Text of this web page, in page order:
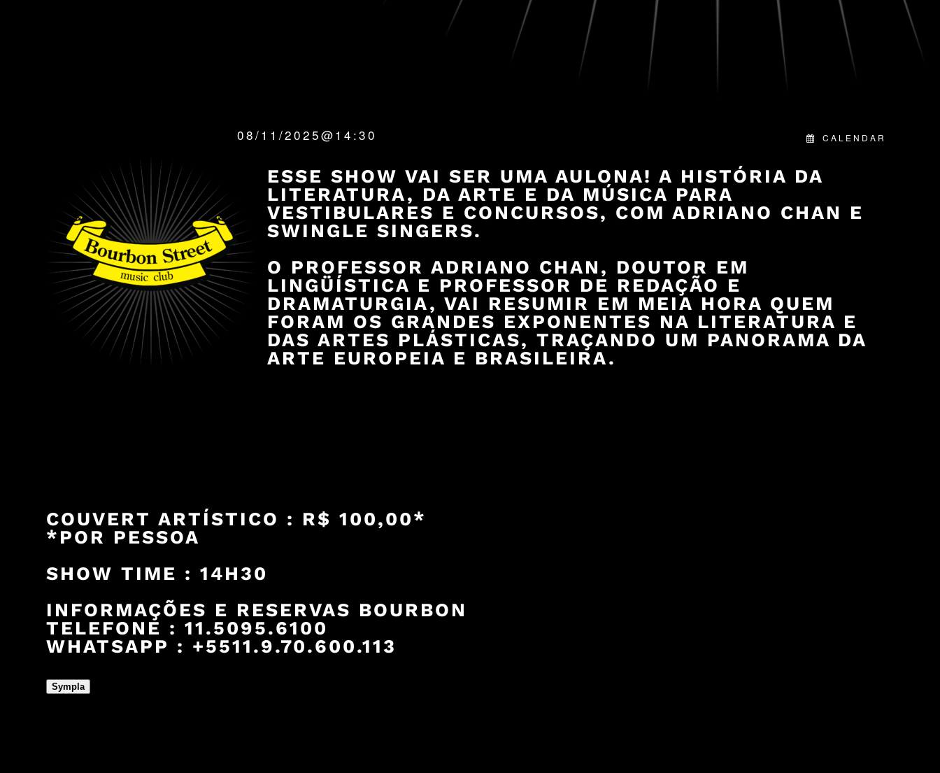
CALENDAR
08/11/2025@14:30
ESSE SHOW VAI SER UMA AULONA! A HISTÓRIA DA
LITERATURA, DA ARTE E DA MÚSICA PARA
VESTIBULARES E CONCURSOS, COM ADRIANO CHAN E
SWINGLE SINGERS.
O PROFESSOR ADRIANO CHAN, DOUTOR EM
LINGÜÍSTICA E PROFESSOR DE REDAÇÃO E
DRAMATURGIA, VAI RESUMIR EM MEIA HORA QUEM
FORAM OS GRANDES EXPONENTES NA LITERATURA E
DAS ARTES PLÁSTICAS, TRAÇANDO UM PANORAMA DA
ARTE EUROPEIA E BRASILEIRA.
COUVERT ARTÍSTICO : R$ 100,00*
*POR PESSOA
SHOW TIME : 14H30
INFORMAÇÕES E RESERVAS BOURBON
TELEFONE : 11.5095.6100
WHATSAPP : +5511.9.70.600.113
Sympla